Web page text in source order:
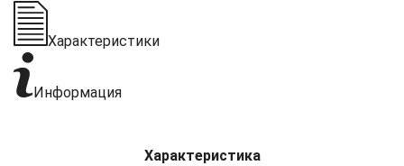
Характеристики
Информация
Характеристика